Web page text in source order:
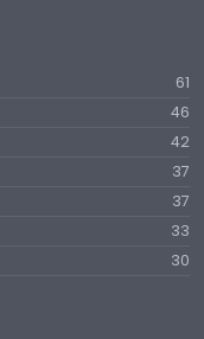
61
46
42
37
37
33
30